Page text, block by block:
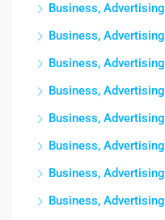
Business, Advertising
Business, Advertising
Business, Advertising
Business, Advertising
Business, Advertising
Business, Advertising
Business, Advertising
Business, Advertising